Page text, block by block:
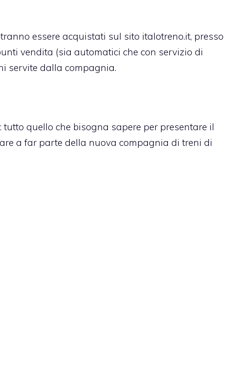
essere acquistati sul sito italotreno.it, presso
vendita (sia automatici che con servizio di
servite dalla compagnia.
: tutto quello che bisogna sapere per presentare il
a far parte della nuova compagnia di treni di